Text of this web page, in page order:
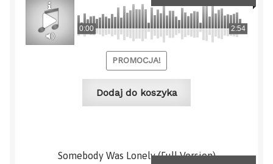
0:00 2:54
PROMOCJA!
cena
wynosiła:
49,00 zł.
cena
39,00
Dodaj do koszyka
Somebody Was Lonely (Full Version)